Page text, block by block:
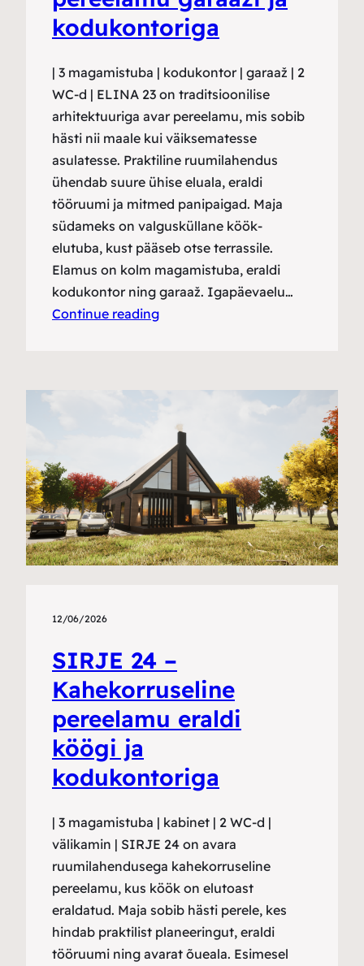
kodukontoriga
| 3 magamistuba | kodukontor | garaaž | 2
WC-d | ELINA 23 on traditsioonilise
arhitektuuriga avar pereelamu, mis sobib
hästi nii maale kui väiksematesse
asulatesse. Praktiline ruumilahendus
ühendab suure ühise eluala, eraldi
tööruumi ja mitmed panipaigad. Maja
südameks on valgusküllane köök-
elutuba, kust pääseb otse terrassile.
Elamus on kolm magamistuba, eraldi
kodukontor ning garaaž. Igapäevaelu…
Continue reading
12/06/2026
SIRJE 24 –
Kahekorruseline
pereelamu eraldi
köögi ja
kodukontoriga
| 3 magamistuba | kabinet | 2 WC-d |
välikamin | SIRJE 24 on avara
ruumilahendusega kahekorruseline
pereelamu, kus köök on elutoast
eraldatud. Maja sobib hästi perele, kes
hindab praktilist planeeringut, eraldi
tööruumi ning avarat õueala. Esimesel